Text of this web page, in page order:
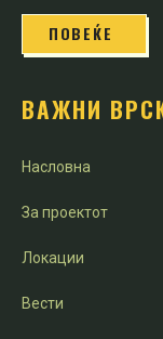
ПОВЕЌЕ
ВАЖНИ
Насловна
За проектот
Локации
Вести